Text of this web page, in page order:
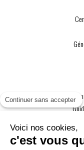
Continuer sans accepter
Voici nos cookies,
c'est vous